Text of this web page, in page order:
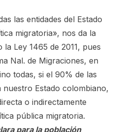
las entidades del Estado
migratoria», nos da la
Ley 1465 de 2011, pues
Nal. de Migraciones, en
todas, si el 90% de las
Estado colombiano,
o indirectamente
pública migratoria.
para la población